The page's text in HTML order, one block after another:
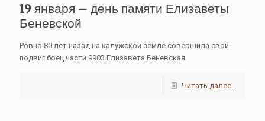
19 января — день памяти Елизаветы
Беневской
Ровно 80 лет назад на калужской земле совершила свой
подвиг боец части 9903 Елизавета Беневская.
Читать далее...